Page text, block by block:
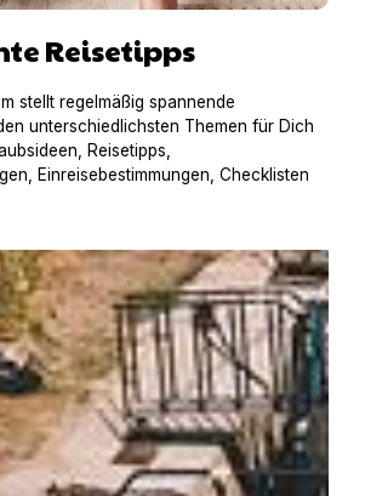
Reisetipps
stellt regelmäßig spannende
unterschiedlichsten Themen für Dich
Reisetipps,
Einreisebestimmungen, Checklisten